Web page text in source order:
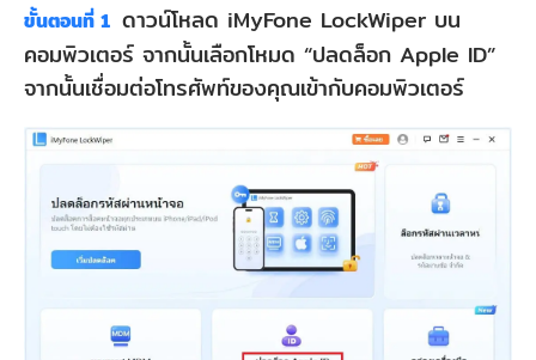
ขั้นตอนที่ 1 ดาวน์โหลด iMyFone LockWiper บน
คอมพิวเตอร์ จากนั้นเลือกโหมด “ปลดล็อก Apple ID”
จากนั้นเชื่อมต่อโทรศัพท์ของคุณเข้ากับคอมพิวเตอร์